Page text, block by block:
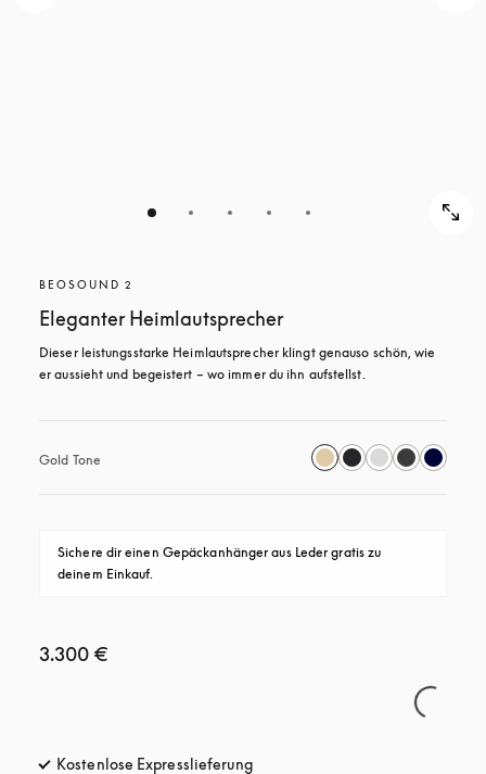
BEOSOUND 2
Eleganter Heimlautsprecher
Dieser leistungsstarke Heimlautsprecher klingt genauso schön, wie
er aussieht und begeistert – wo immer du ihn aufstellst.
Gold Tone
Sichere dir einen Gepäckanhänger aus Leder gratis zu
deinem Einkauf.
3.300 €
Kostenlose Expresslieferungöffnet sich in einem neuen Tab